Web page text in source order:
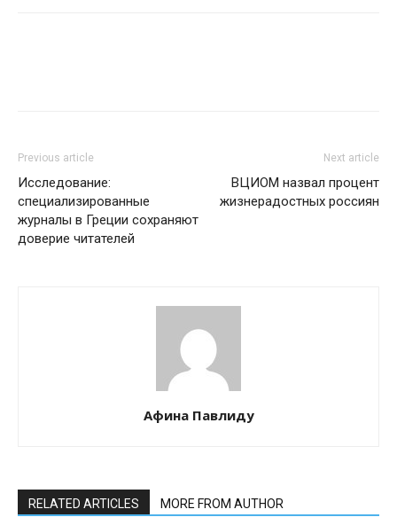
Previous article
Исследование:
специализированные
журналы в Греции сохраняют
доверие читателей
Next article
ВЦИОМ назвал процент
жизнерадостных россиян
Афина Павлиду
RELATED ARTICLES MORE FROM AUTHOR